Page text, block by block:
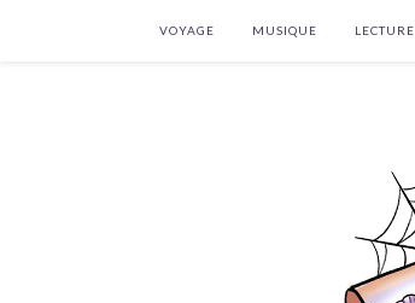
VOYAGE MUSIQUE LECTURE